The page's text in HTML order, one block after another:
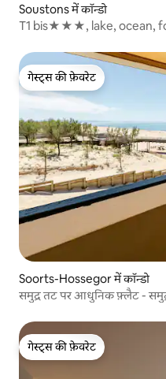
Soustons में कॉन्डो
T1 bis★★★, lake, ocean,
गेस्ट्स की फ़ेवरेट
गेस्ट्स की फ़ेवरेट
Soorts-Hossegor में कॉन्डो
समुद्र तट पर आधुनिक फ़्लैट -
गेस्ट्स की फ़ेवरेट
गेस्ट्स की फ़ेवरेट